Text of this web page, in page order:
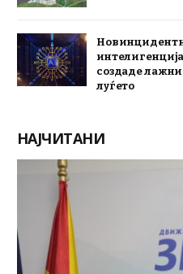
Нов инцидент
создаде
луѓето
НАЈЧИТАНИ